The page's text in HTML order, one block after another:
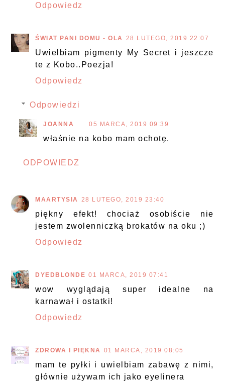
Odpowiedz
ŚWIAT PANI DOMU - OLA 28 LUTEGO, 2019 22:07
Uwielbiam pigmenty My Secret i jeszcze
te z Kobo..Poezja!
Odpowiedz
Odpowiedzi
JOANNA 05 MARCA, 2019 09:39
właśnie na kobo mam ochotę.
ODPOWIEDZ
MAARTYSIA 28 LUTEGO, 2019 23:40
piękny efekt! chociaż osobiście nie
jestem zwolenniczką brokatów na oku ;)
Odpowiedz
DYEDBLONDE 01 MARCA, 2019 07:41
wow wyglądają super idealne na
karnawał i ostatki!
Odpowiedz
ZDROWA I PIĘKNA 01 MARCA, 2019 08:05
mam te pyłki i uwielbiam zabawę z nimi,
głównie używam ich jako eyelinera